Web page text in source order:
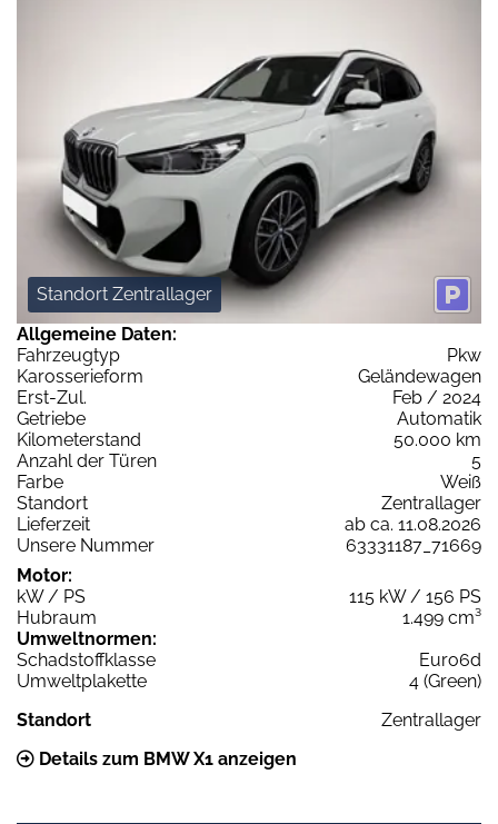
Standort Zentrallager
Allgemeine Daten:
Fahrzeugtyp
Pkw
Karosserieform
Geländewagen
Erst-Zul.
Feb / 2024
Getriebe
Automatik
Kilometerstand
50.000 km
Anzahl der Türen
5
Farbe
Weiß
Standort
Zentrallager
Lieferzeit
ab ca. 11.08.2026
Unsere Nummer
63331187_71669
Motor:
kW / PS
115 kW / 156 PS
Hubraum
1.499 cm³
Umweltnormen:
Schadstoffklasse
Euro6d
Umweltplakette
4 (Green)
Standort
Zentrallager
Details zum BMW X1 anzeigen